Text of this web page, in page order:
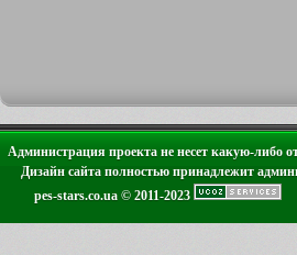
Администрация проекта не несет какую-либо
Дизайн сайта полностью принадлежит
pes-stars.co.ua © 2011-2023